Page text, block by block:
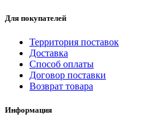
Для покупателей
Территория поставок
Доставка
Способ оплаты
Договор поставки
Возврат товара
Информация